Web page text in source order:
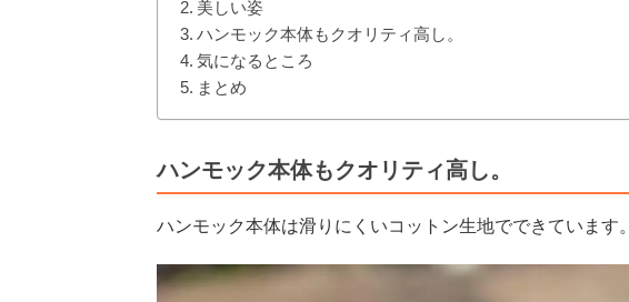
美しい姿
ハンモック本体もクオリティ高し。
気になるところ
まとめ
ハンモック本体もクオリティ高し。
ハンモック本体は滑りにくいコットン生地でできています。